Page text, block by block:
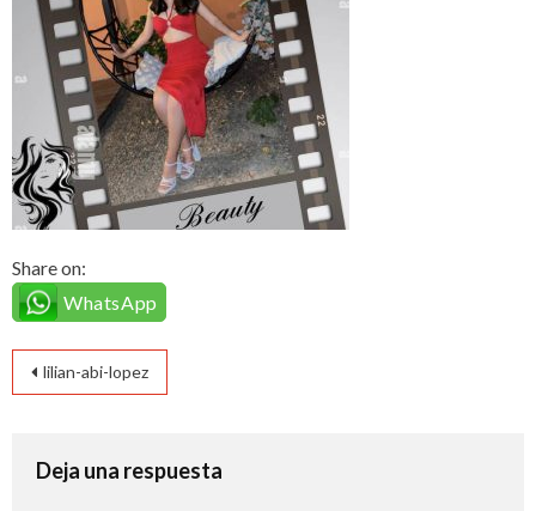
Share on:
WhatsApp
Navegación
entradas
lilian-abi-lopez
Deja una respuesta